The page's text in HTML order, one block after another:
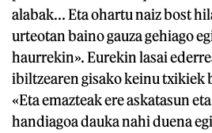
alabak... Eta ohartu naiz bost
urteotan baino gauza gehiago
haurrekin». Eurekin lasai
ibiltzearen gisako keinu txikiek
«Eta emazteak ere askatasun
handiagoa dauka nahi duena